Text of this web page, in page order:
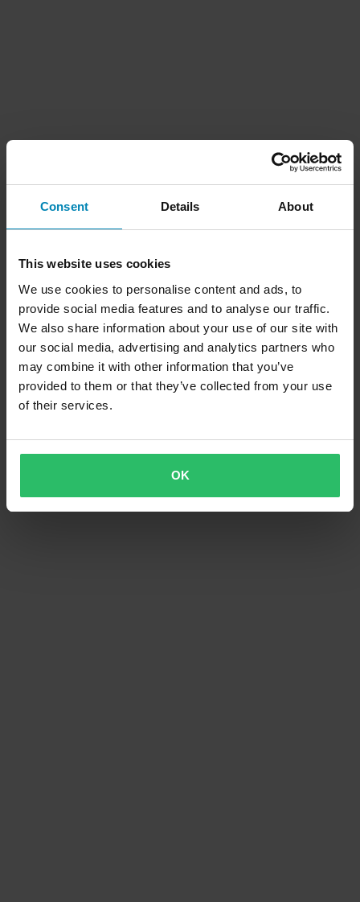
Consent Details About
This website uses cookies
We use cookies to personalise content and ads, to
provide social media features and to analyse our traffic.
We also share information about your use of our site with
our social media, advertising and analytics partners who
may combine it with other information that you’ve
provided to them or that they’ve collected from your use
of their services.
OK